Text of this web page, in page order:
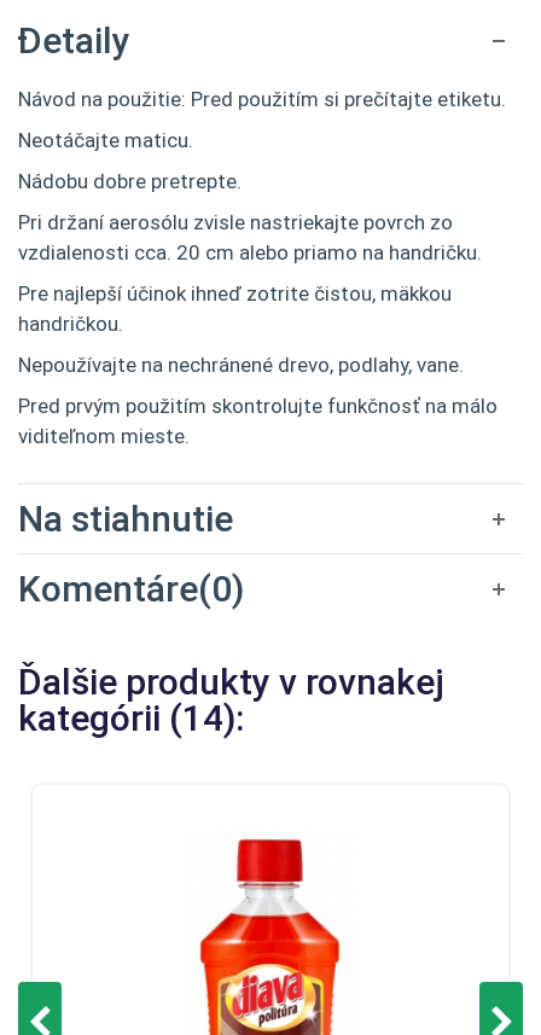
Detaily
Návod na použitie: Pred použitím si prečítajte etiketu.
Neotáčajte maticu.
Nádobu dobre pretrepte.
Pri držaní aerosólu zvisle nastriekajte povrch zo
vzdialenosti cca. 20 cm alebo priamo na handričku.
Pre najlepší účinok ihneď zotrite čistou, mäkkou
handričkou.
Nepoužívajte na nechránené drevo, podlahy, vane.
Pred prvým použitím skontrolujte funkčnosť na málo
viditeľnom mieste.
Na stiahnutie
Komentáre(0)
Ďalšie produkty v rovnakej
kategórii (14):